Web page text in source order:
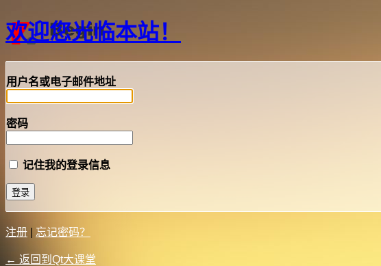
欢迎您光临本站！
用户名或电子邮件地址
密码
记住我的登录信息
注册 忘记密码？
← 返回到Qt大课堂